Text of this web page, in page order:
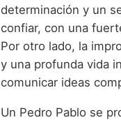
determinación y un
confiar, con una
Por otro lado, la
y una profunda vida
comunicar ideas
Un Pedro Pablo se